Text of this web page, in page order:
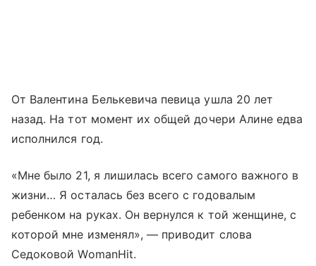
От Валентина Белькевича певица ушла 20 лет
назад. На тот момент их общей дочери Алине едва
исполнился год.
«Мне было 21, я лишилась всего самого важного в
жизни… Я осталась без всего с годовалым
ребенком на руках. Он вернулся к той женщине, с
которой мне изменял», — приводит слова
Седоковой WomanHit.